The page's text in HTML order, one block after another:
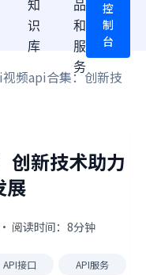
知
识
库
品
和
服
务
控
制
台
频api合集：创新技
创新技术助力
展
阅读时间：8分钟
API接口 API服务